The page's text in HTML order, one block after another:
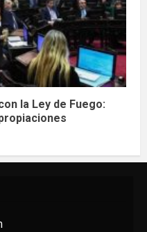
la Ley de Fuego: